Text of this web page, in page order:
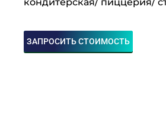
ЗАПРОСИТЬ СТОИМОСТЬ